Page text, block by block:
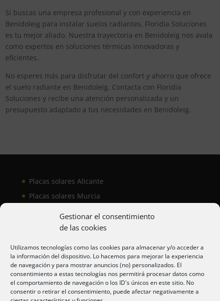
Gestionar el consentimiento
de las cookies
Utilizamos tecnologías como las cookies para almacenar y/o acceder a
la información del dispositivo. Lo hacemos para mejorar la experiencia
de navegación y para mostrar anuncios (no) personalizados. El
consentimiento a estas tecnologías nos permitirá procesar datos como
el comportamiento de navegación o los ID's únicos en este sitio. No
consentir o retirar el consentimiento, puede afectar negativamente a
Si buscas una empresa profesional y con experiencia en
Benidoleig para instalar suelos radiantes, Floridia Soluciones
es tu mejor aliado. Nuestra trayectoria en Benidoleig nos avala
como expertos en soluciones térmicas innovadoras y
eficientes.
No esperes más para disfrutar del confort y ahorro que ofrece
el suelo radiante en Benidoleig. Contacta con Floridia
Soluciones y recibe una atención personalizada y un
presupuesto adaptado a tus necesidades en Benidoleig.
Placas solares Alicante
Placas solares Murcia
Aire acondicionado Alicante
Aire acondicionador Murcia
Aire acondicionado San Juan